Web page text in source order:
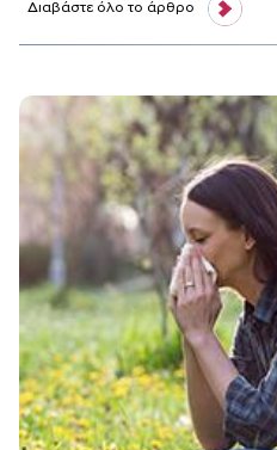
Διαβάστε όλο το άρθρο